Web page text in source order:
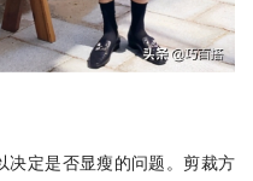
决定是否显瘦的问题。剪裁方